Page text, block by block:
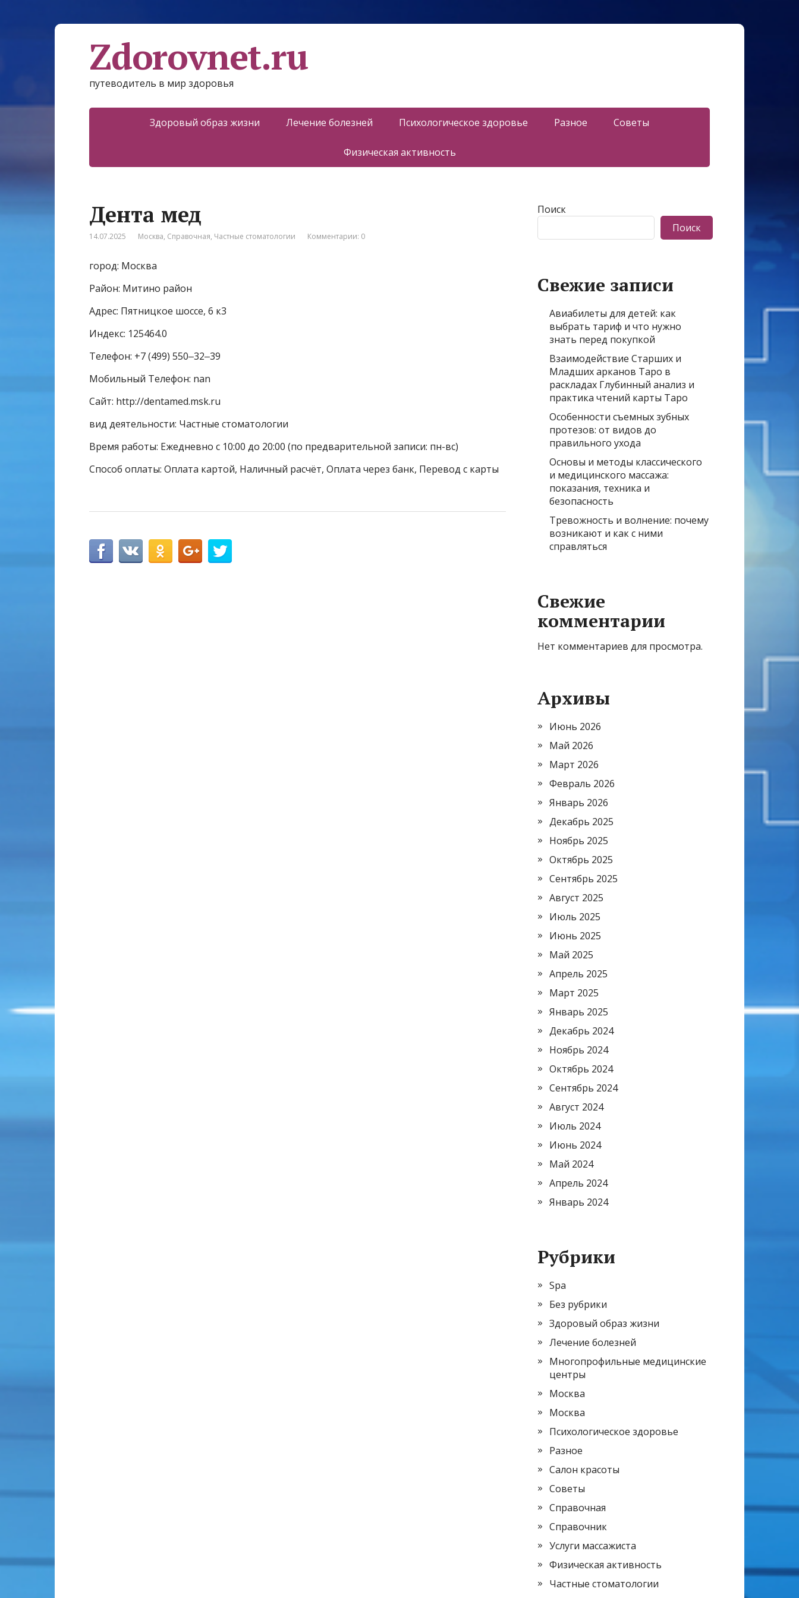
Zdorovnet.ru
путеводитель в мир здоровья
Здоровый образ жизни Лечение болезней Психологическое здоровье Разное Советы
Физическая активность
Дента мед
14.07.2025 Москва, Справочная, Частные стоматологии Комментарии: 0
город: Москва
Район: Митино район
Адрес: Пятницкое шоссе, 6 к3
Индекс: 125464.0
Телефон: +7 (499) 550‒32‒39
Мобильный Телефон: nan
Сайт: http://dentamed.msk.ru
вид деятельности: Частные стоматологии
Время работы: Ежедневно с 10:00 до 20:00 (по предварительной записи: пн-вс)
Способ оплаты: Оплата картой, Наличный расчёт, Оплата через банк, Перевод с карты
Поиск
Поиск
Свежие записи
Авиабилеты для детей: как
выбрать тариф и что нужно
знать перед покупкой
Взаимодействие Старших и
Младших арканов Таро в
раскладах Глубинный анализ и
практика чтений карты Таро
Особенности съемных зубных
протезов: от видов до
правильного ухода
Основы и методы классического
и медицинского массажа:
показания, техника и
безопасность
Тревожность и волнение: почему
возникают и как с ними
справляться
Свежие
комментарии
Нет комментариев для просмотра.
Архивы
Июнь 2026
Май 2026
Март 2026
Февраль 2026
Январь 2026
Декабрь 2025
Ноябрь 2025
Октябрь 2025
Сентябрь 2025
Август 2025
Июль 2025
Июнь 2025
Май 2025
Апрель 2025
Март 2025
Январь 2025
Декабрь 2024
Ноябрь 2024
Октябрь 2024
Сентябрь 2024
Август 2024
Июль 2024
Июнь 2024
Май 2024
Апрель 2024
Январь 2024
Рубрики
Spa
Без рубрики
Здоровый образ жизни
Лечение болезней
Многопрофильные медицинские
центры
Москва
Москва
Психологическое здоровье
Разное
Салон красоты
Советы
Справочная
Справочник
Услуги массажиста
Физическая активность
Частные стоматологии